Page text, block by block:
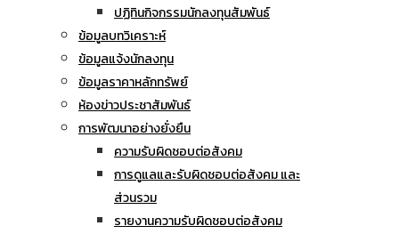
ปฏิทินกิจกรรมนักลงทุนสัมพันธ์
ข้อมูลบทวิเคราะห์
ข้อมูลแจ้งนักลงทุน
ข้อมูลราคาหลักทรัพย์
ห้องข่าวประชาสัมพันธ์
การพัฒนาอย่างยั่งยืน
ความรับผิดชอบต่อสังคม
การดูแลและรับผิดชอบต่อสังคม และ
ส่วนรวม
รายงานความรับผิดชอบต่อสังคม